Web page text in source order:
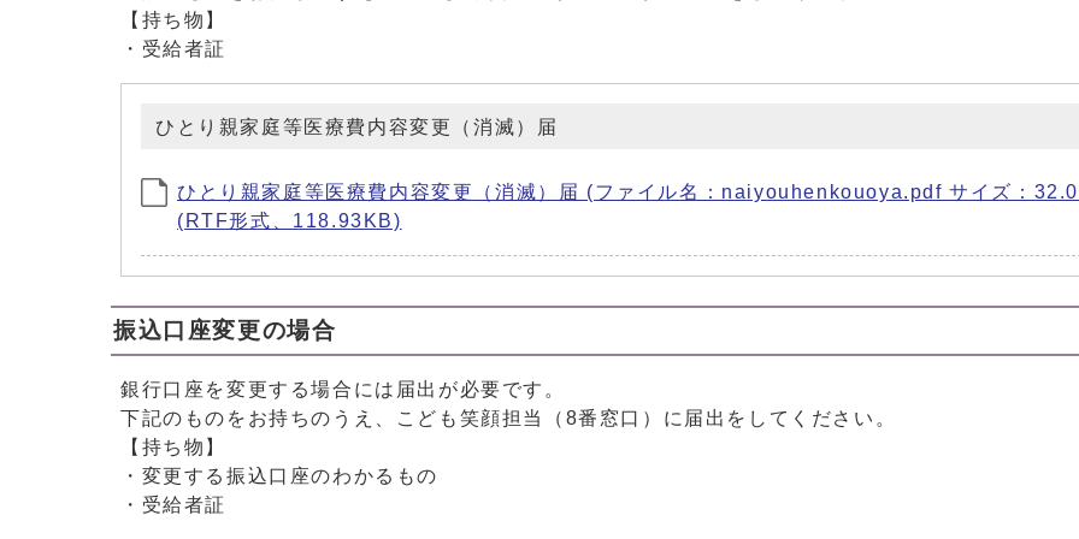
【持ち物】
・受給者証
ひとり親家庭等医療費内容変更（消滅）届
ひとり親家庭等医療費内容変更（消滅）届 (ファイル名：naiyouhenkouoya.pdf サイズ：
(RTF形式、118.93KB)
振込口座変更の場合
銀行口座を変更する場合には届出が必要です。
下記のものをお持ちのうえ、こども笑顔担当（8番窓口）に届出をしてください。
【持ち物】
・変更する振込口座のわかるもの
・受給者証